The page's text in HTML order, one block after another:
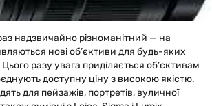
надзвичайно різноманітний — на
нові об’єктиви для будь-яких
разу увага приділяється об’єктивам
доступну ціну з високою якістю.
для пейзажів, портретів, вуличної